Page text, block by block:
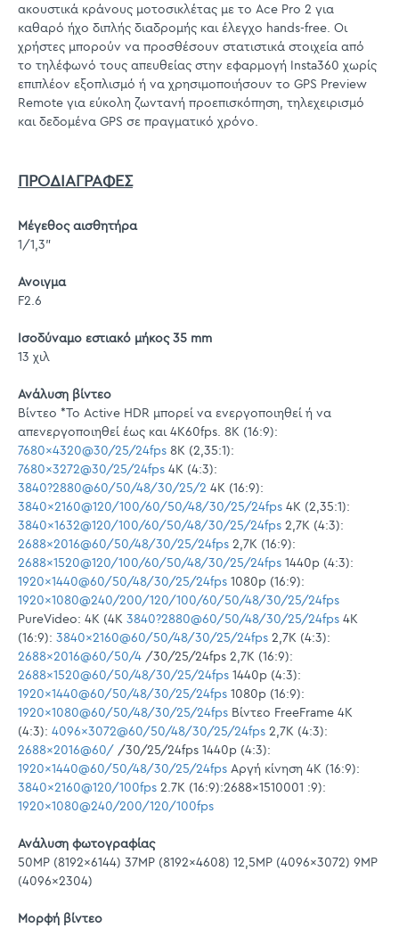
ακουστικά κράνους μοτοσικλέτας με το Ace Pro 2 για
καθαρό ήχο διπλής διαδρομής και έλεγχο hands-free. Οι
χρήστες μπορούν να προσθέσουν στατιστικά στοιχεία από
το τηλέφωνό τους απευθείας στην εφαρμογή Insta360 χωρίς
επιπλέον εξοπλισμό ή να χρησιμοποιήσουν το GPS Preview
Remote για εύκολη ζωντανή προεπισκόπηση, τηλεχειρισμό
και δεδομένα GPS σε πραγματικό χρόνο.
ΠΡΟΔΙΑΓΡΑΦΕΣ
Μέγεθος αισθητήρα
1/1,3"
Ανοιγμα
F2.6
Ισοδύναμο εστιακό μήκος 35 mm
13 χιλ
Ανάλυση βίντεο
Βίντεο *Το Active HDR μπορεί να ενεργοποιηθεί ή να
απενεργοποιηθεί έως και 4K60fps. 8K (16:9):
7680x4320@30/25/24fps 8K (2,35:1):
7680x3272@30/25/24fps 4K (4:3):
3840?2880@60/50/48/30/25/2 4K (16:9):
3840x2160@120/100/60/50/48/30/25/24fps 4K (2,35:1):
3840x1632@120/100/60/50/48/30/25/24fps 2,7K (4:3):
2688x2016@60/50/48/30/25/24fps 2,7K (16:9):
2688x1520@120/100/60/50/48/30/25/24fps 1440p (4:3):
1920x1440@60/50/48/30/25/24fps 1080p (16:9):
1920x1080@240/200/120/100/60/50/48/30/25/24fps
PureVideo: 4K (4K 3840?2880@60/50/48/30/25/24fps 4K
(16:9): 3840x2160@60/50/48/30/25/24fps 2,7K (4:3):
2688x2016@60/50/4 /30/25/24fps 2,7K (16:9):
2688x1520@60/50/48/30/25/24fps 1440p (4:3):
1920x1440@60/50/48/30/25/24fps 1080p (16:9):
1920x1080@60/50/48/30/25/24fps Βίντεο FreeFrame 4K
(4:3): 4096x3072@60/50/48/30/25/24fps 2,7K (4:3):
2688x2016@60/ /30/25/24fps 1440p (4:3):
1920x1440@60/50/48/30/25/24fps Αργή κίνηση 4K (16:9):
3840x2160@120/100fps 2.7K (16:9):2688x1510001 :9):
1920x1080@240/200/120/100fps
Ανάλυση φωτογραφίας
50MP (8192x6144) 37MP (8192x4608) 12,5MP (4096x3072) 9MP
(4096x2304)
Μορφή βίντεο